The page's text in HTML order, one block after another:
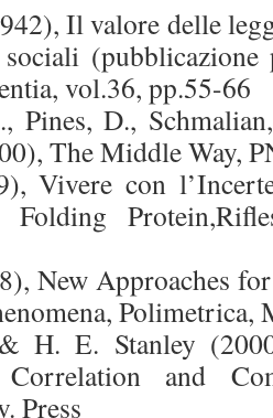
Il valore delle
vol.36, pp.55-66
Pines, D.,
The Middle Way,
Vivere con
Folding
New Approaches
Polimetrica,
H. E. Stanley
Correlation and
Press